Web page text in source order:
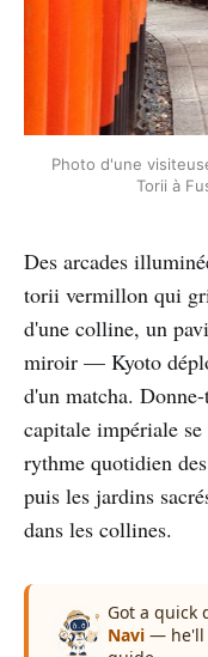
Photo d'une
Torii à
Des arcades
torii vermillon qui
d'une colline, un
miroir — Kyoto
d'un matcha.
capitale impériale
rythme quotidien
puis les jardins
dans les collines.
Got a quick
Navi — he'll